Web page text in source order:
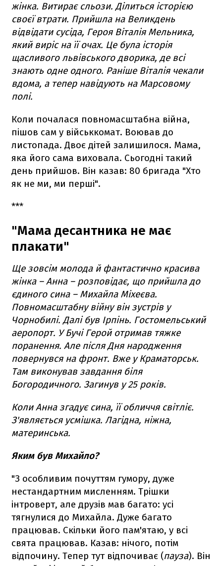
жінка. Витирає сльози. Ділиться історією
своєї втрати. Прийшла на Великдень
відвідати сусіда, Героя Віталія Мельника,
який виріс на її очах. Це була історія
щасливого львівського дворика, де всі
знають одне одного. Раніше Віталія чекали
вдома, а тепер навідують на Марсовому
полі.
Коли почалася повномасштабна війна,
пішов сам у військкомат. Воював до
листопада. Двоє дітей залишилося. Мама,
яка його сама виховала. Сьогодні такий
день прийшов. Він казав: 80 бригада "Хто
як не ми, ми перші".
***
"Мама десантника не має
плакати"
Ще зовсім молода й фантастично красива
жінка – Анна – розповідає, що прийшла до
єдиного сина – Михайла Міхеєва.
Повномасштабну війну він зустрів у
Чорнобилі. Далі був Ірпінь. Гостомельський
аеропорт. У Бучі Герой отримав тяжке
поранення. Але після Дня народження
повернувся на фронт. Вже у Краматорськ.
Там виконував завдання біля
Богородичного. Загинув у 25 років.
Коли Анна згадує сина, її обличчя світліє.
З'являється усмішка. Лагідна, ніжна,
материнська.
Яким був Михайло?
"З особливим почуттям гумору, дуже
нестандартним мисленням. Трішки
інтроверт, але друзів мав багато: усі
тягнулися до Михайла. Дуже багато
працював. Скільки його пам'ятаю, у всі
свята працював. Казав: нічого, потім
відпочину. Тепер тут відпочиває (пауза). Він